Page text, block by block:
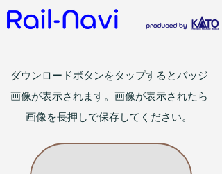
ダウンロードボタンをタップするとバッジ
画像が表示されます。画像が表示されたら
画像を長押しで保存してください。